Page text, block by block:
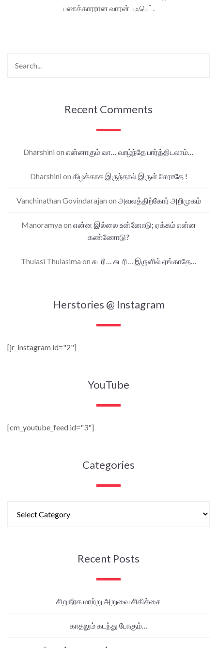
பணக்காரரான வாரன் பஃபெட்.
Recent Comments
Dharshini on என்னாகும் வா… வாழ்ந்தே பார்த்திடலாம்…
Dharshini on கிழக்காக இருந்தால் இருள் சேராதே !
Vanchinathan Govindarajan on அவலத்திற்கோர் அறிமுகம்
Manoramya on என்ன இல்லை உன்னோடு; ஏக்கம் என்ன
கண்ணோடு?
Thulasi Thulasima on சுடரி… சுடரி… இருளில் ஏங்காதே…
Herstories @ Instagram
[jr_instagram id="2"]
YouTube
[cm_youtube_feed id="3"]
Categories
Recent Posts
சிறுநீரக மாற்று அறுவை சிகிச்சை
காதலும் கடந்து போகும்…